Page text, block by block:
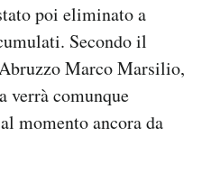
poi eliminato a
Secondo il
Marco Marsilio,
verrà comunque
momento ancora da